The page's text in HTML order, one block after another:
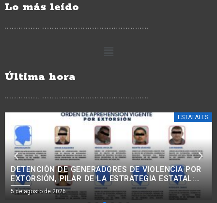
Lo más leído
Última hora
ESTATALES
TORRES PIÑA CIERRA FILAS CON CLAUDIA
SHEINBAUM: EN LA 4T NO HAY NARCOGOBIERNO,
INTOCABLES NI IMPUNIDAD.
5 de agosto de 2026